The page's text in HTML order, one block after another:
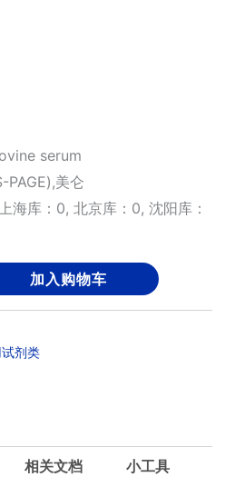
serum
PAGE),美仑
海库：0, 北京库：0, 沈阳库：
加入购物车
剂类
相关文档 小工具